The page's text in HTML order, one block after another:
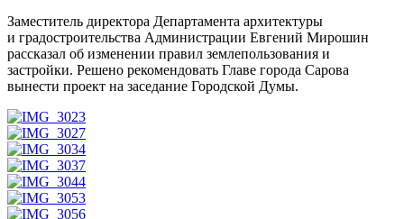
Заместитель директора Департамента архитектуры
и градостроительства Администрации Евгений Мирошин
рассказал об изменении правил землепользования и
застройки. Решено рекомендовать Главе города Сарова
вынести проект на заседание Городской Думы.